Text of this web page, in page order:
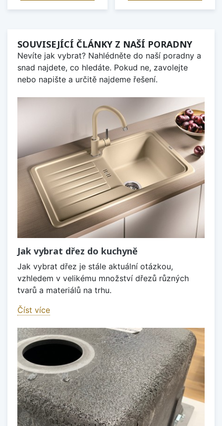
SOUVISEJÍCÍ ČLÁNKY Z NAŠÍ PORADNY
Nevíte jak vybrat? Nahlédněte do naší poradny a
snad najdete, co hledáte. Pokud ne, zavolejte
nebo napište a určitě najdeme řešení.
Jak vybrat dřez do kuchyně
Jak vybrat dřez je stále aktuální otázkou,
vzhledem v velikému množství dřezů různých
tvarů a materiálů na trhu.
Číst více